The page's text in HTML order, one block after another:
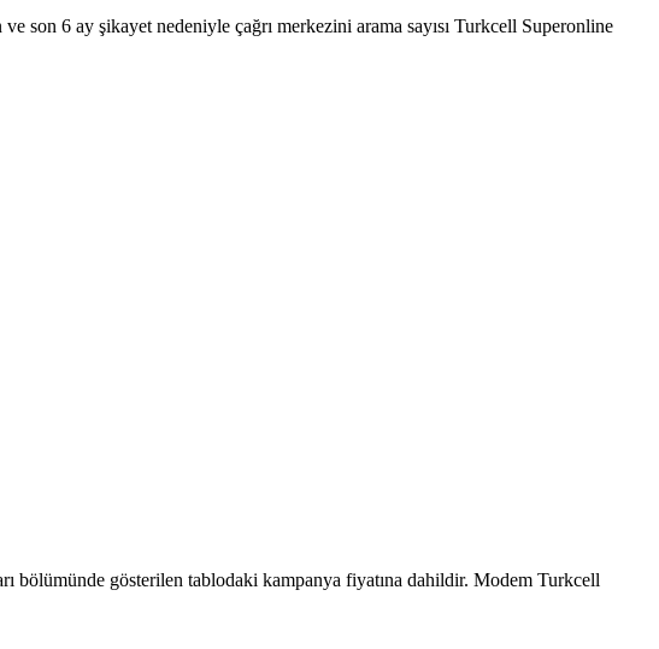
son 6 ay şikayet nedeniyle çağrı merkezini arama sayısı Turkcell Superonline
bölümünde gösterilen tablodaki kampanya fiyatına dahildir. Modem Turkcell